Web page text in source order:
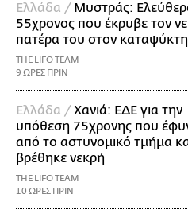
Ελλάδα / Μυστράς:
55χρονος που έκρυβε τον
πατέρα του στον καταψύκτη
THE LIFO TEAM
9 ΩΡΕΣ ΠΡΙΝ
Ελλάδα / Χανιά: ΕΔΕ για την
υπόθεση 75χρονης που
από το αστυνομικό τμήμα
βρέθηκε νεκρή
THE LIFO TEAM
10 ΩΡΕΣ ΠΡΙΝ